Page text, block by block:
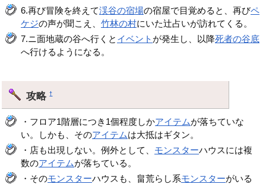
6.再び冒険を終えて渓谷の宿場の宿屋で目覚めると、再びペ
ケジの声が聞こえ、竹林の村にいた辻占いが訪れてくる。
7.ニ面地蔵の谷へ行くと イベント が発生し、以降死者の谷底
へ行けるようになる。
攻略†
・フロア1階層につき1個程度しかアイテムが落ちていな
い。しかも、そのアイテムは大抵はギタン。
・店も出現しない。例外として、 モンスターハウスには複
数のアイテムが落ちている。
・そのモンスターハウスも、畠荒らし系モンスターがいる